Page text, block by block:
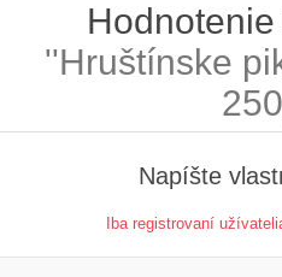
Hruštínske
Napíšte
Iba registrovaní